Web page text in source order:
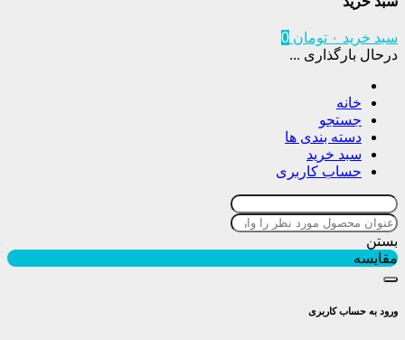
سبد خرید ۰ تومان 0
درحال بارگذاری ...
خانه
جستجو
دسته بندی ها
سبد خرید
حساب کاربری
بستن
مقایسه
ورود به حساب کاربری